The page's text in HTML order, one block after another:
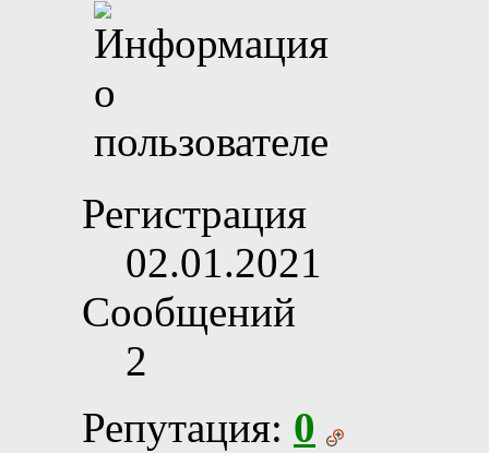
Регистрация
02.01.2021
Сообщений
2
Репутация: 0